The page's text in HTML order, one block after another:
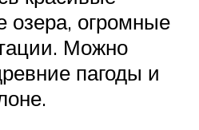
озера, огромные
Можно
пагоды и